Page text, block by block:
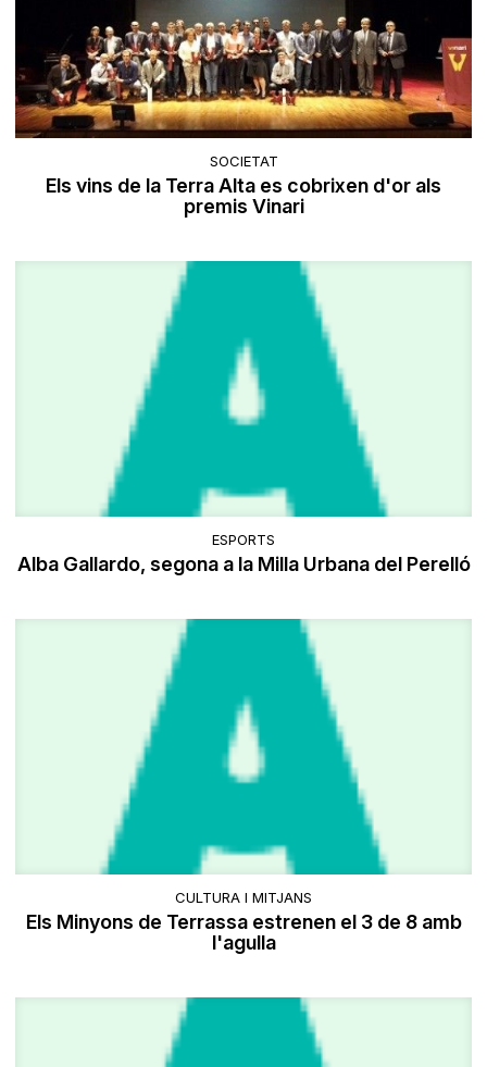
SOCIETAT
Els vins de la Terra Alta es cobrixen d'or als
premis Vinari
ESPORTS
Alba Gallardo, segona a la Milla Urbana del Perelló
CULTURA I MITJANS
Els Minyons de Terrassa estrenen el 3 de 8 amb
l'agulla